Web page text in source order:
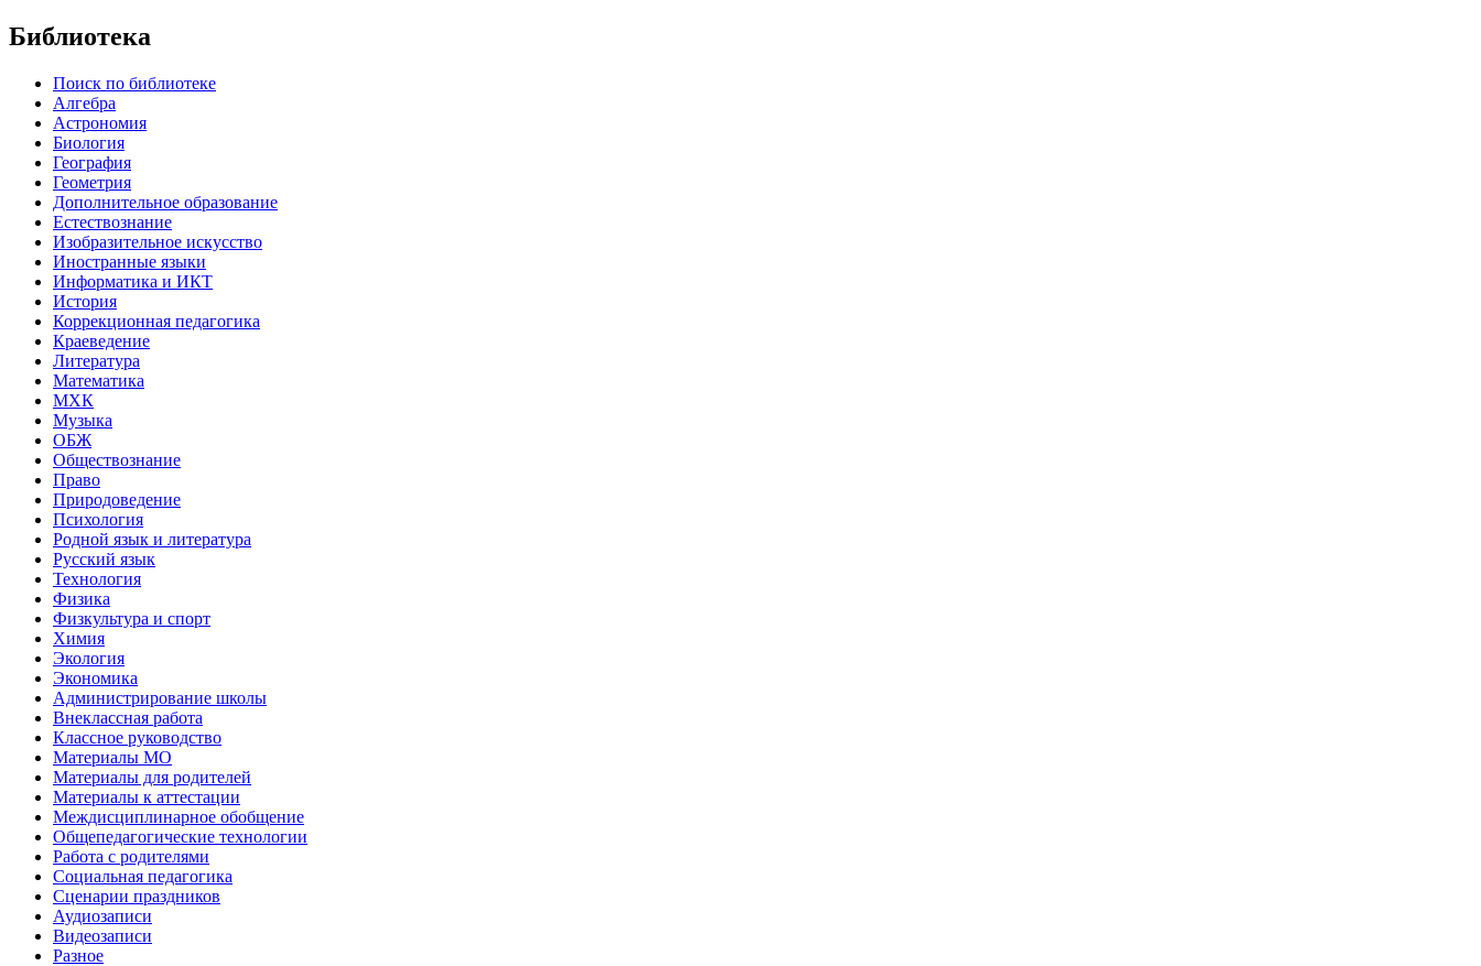
Библиотека
Поиск по библиотеке
Алгебра
Астрономия
Биология
География
Геометрия
Дополнительное образование
Естествознание
Изобразительное искусство
Иностранные языки
Информатика и ИКТ
История
Коррекционная педагогика
Краеведение
Литература
Математика
МХК
Музыка
ОБЖ
Обществознание
Право
Природоведение
Психология
Родной язык и литература
Русский язык
Технология
Физика
Физкультура и спорт
Химия
Экология
Экономика
Администрирование школы
Внеклассная работа
Классное руководство
Материалы МО
Материалы для родителей
Материалы к аттестации
Междисциплинарное обобщение
Общепедагогические технологии
Работа с родителями
Социальная педагогика
Сценарии праздников
Аудиозаписи
Видеозаписи
Разное